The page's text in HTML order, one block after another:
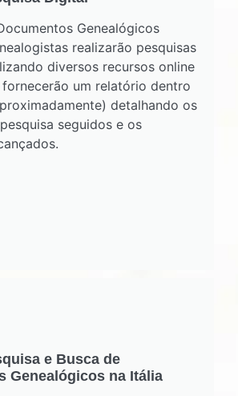
Genealógicos
realizarão pesquisas
diversos recursos online
um relatório dentro
detalhando os
seguidos e os
e Busca de
Genealógicos na Itália